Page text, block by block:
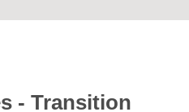
- Transition